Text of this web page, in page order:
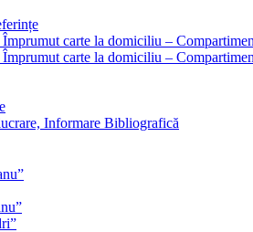
carte la domiciliu –
carte la domiciliu –
Informare Bibliografică